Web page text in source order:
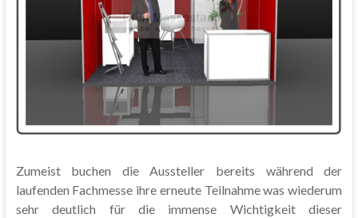
Zumeist buchen die Aussteller bereits während der
laufenden Fachmesse ihre erneute Teilnahme was wiederum
sehr deutlich für die immense Wichtigkeit dieser